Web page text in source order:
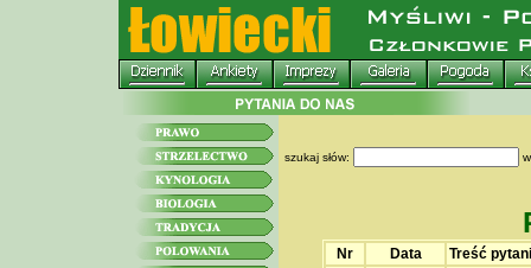
szukaj słów:
Nr Data
Treść